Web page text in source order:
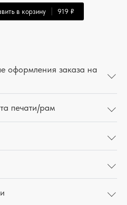
в корзину 919 ₽
оформления заказа на
печати/рам